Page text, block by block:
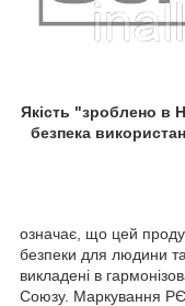
Якість "зроблено в
безпека
означає, що цей
безпеки для людини
викладені в
Союзу. Маркування РЄ